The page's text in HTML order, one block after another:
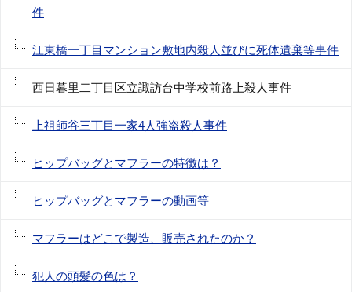
件
江東橋一丁目マンション敷地内殺人並びに死体遺棄等事件
西日暮里二丁目区立諏訪台中学校前路上殺人事件
上祖師谷三丁目一家4人強盗殺人事件
ヒップバッグとマフラーの特徴は？
ヒップバッグとマフラーの動画等
マフラーはどこで製造、販売されたのか？
犯人の頭髪の色は？